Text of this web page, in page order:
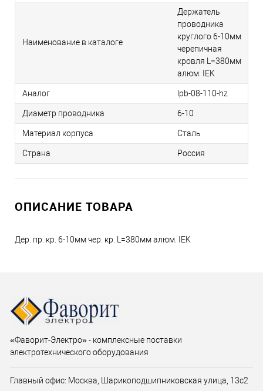
Наименование в каталоге
Держатель
проводника
круглого 6-10мм
черепичная
кровля L=380мм
алюм. IEK
Аналог lpb-08-110-hz
Диаметр проводника 6-10
Материал корпуса Сталь
Страна Россия
ОПИСАНИЕ ТОВАРА
Дер. пр. кр. 6-10мм чер. кр. L=380мм алюм. IEK
«Фаворит-Электро» - комплексные поставки
электротехнического оборудования
Главный офис: Москва, Шарикоподшипниковская улица, 13с2